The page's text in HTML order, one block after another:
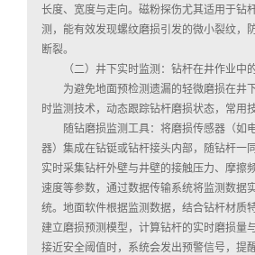
长度、宽度与走向。磁粉探伤尤其适用于钻
测，能有效发现螺纹磨损引发的微小裂纹，
断裂。
（二）井下实时监测：钻杆在井作业中
为避免地面预检测遗漏的轻微磨损在井
时监测技术，动态跟踪钻杆磨损状态，常用
随钻磨损监测工具：将磨损传感器（如
器）集成在钻铤或钻杆接头内部，随钻杆一
实时采集钻杆外壁与井壁的接触压力、摩擦
速度等参数，通过数据传输系统将监测数据
统。地面软件根据监测数据，结合钻杆材质
建立磨损预测模型，计算钻杆的实时磨损量
接近安全阈值时，系统会发出预警信号，提